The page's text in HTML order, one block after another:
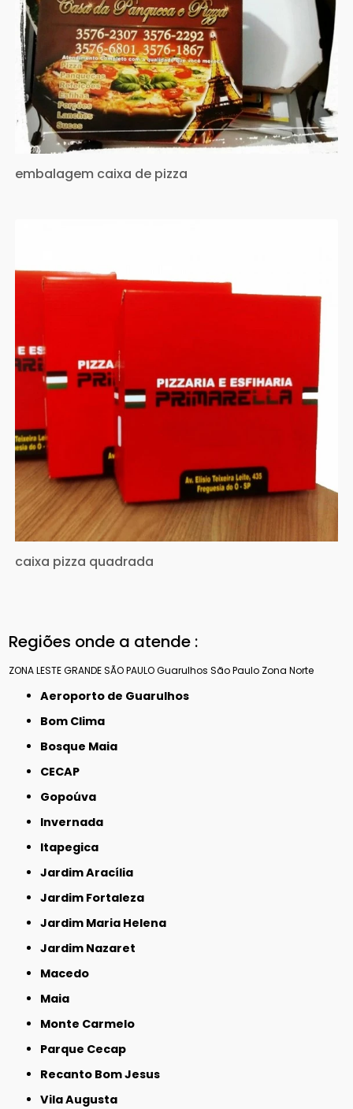
embalagem caixa de pizza
caixa pizza quadrada
Regiões onde a atende :
ZONA LESTEGRANDE SÃO PAULOGuarulhos São Paulo Zona Norte
Aeroporto de Guarulhos
Bom Clima
Bosque Maia
CECAP
Gopoúva
Invernada
Itapegica
Jardim Aracília
Jardim Fortaleza
Jardim Maria Helena
Jardim Nazaret
Macedo
Maia
Monte Carmelo
Parque Cecap
Recanto Bom Jesus
Vila Augusta